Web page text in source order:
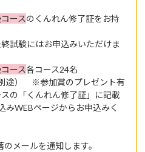
コースのくんれん修了証をお持
試験にはお申込みいただけま
コース各コース24名
途） ※参加賞のプレゼント有
の「くんれん修了証」に記載
みWEBページからお申込みく
メールを通知します。